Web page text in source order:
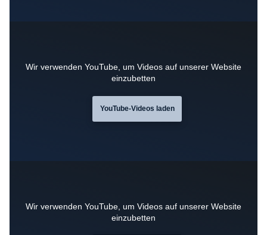
Wir verwenden YouTube, um Videos auf unserer Website
einzubetten
YouTube-Videos laden
Wir verwenden YouTube, um Videos auf unserer Website
einzubetten